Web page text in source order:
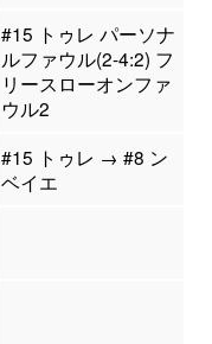
#15 トゥレ パーソナ
ルファウル(2-4:2) フ
リースローオンファ
ウル2
#15 トゥレ → #8 ン
ベイエ